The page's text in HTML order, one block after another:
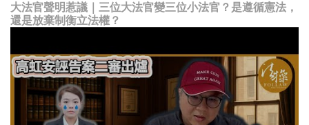
大法官聲明惹議｜三位大法官變三位小法官？是遵循憲法，
還是放棄制衡立法權？